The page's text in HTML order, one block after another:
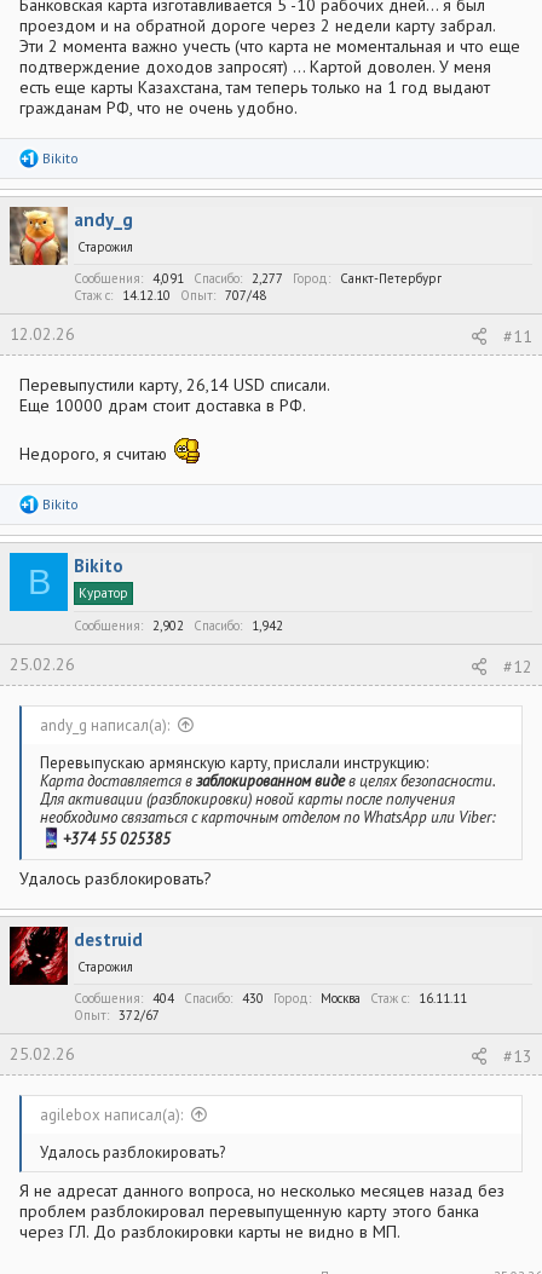
Банковская карта изготавливается 5 -10 рабочих дней... я был
проездом и на обратной дороге через 2 недели карту забрал.
Эти 2 момента важно учесть (что карта не моментальная и что еще
подтверждение доходов запросят) ... Картой доволен. У меня
есть еще карты Казахстана, там теперь только на 1 год выдают
гражданам РФ, что не очень удобно.
Р
а
к
ц
и
и
Bikito
andy_g
Старожил
Сообщения
4,091 Спасибо 2,277 Город
Санкт-Петербург
Стаж c
14.12.10 Опыт 707/48
12.02.26 #11
Перевыпустили карту, 26,14 USD списали.
Еще 10000 драм стоит доставка в РФ.
Недорого, я считаю
Р
а
к
ц
и
Bikito
B Bikito
Куратор
Сообщения
2,902 Спасибо 1,942
25.02.26 #12
andy_g написал(а):
Перевыпускаю армянскую карту, прислали инструкцию:
Карта доставляется взаблокированном видев целях безопасности.
Для активации (разблокировки) новой карты после получения
необходимо связаться с карточным отделом по WhatsApp или Viber:
+374 55 025385
Удалось разблокировать?
destruid
Старожил
Сообщения
404 Спасибо 430 Город Москва Стаж c
16.11.11
Опыт
372/67
25.02.26 #13
agilebox написал(а):
Удалось разблокировать?
Я не адресат данного вопроса, но несколько месяцев назад без
проблем разблокировал перевыпущенную карту этого банка
через ГЛ. До разблокировки карты не видно в МП.